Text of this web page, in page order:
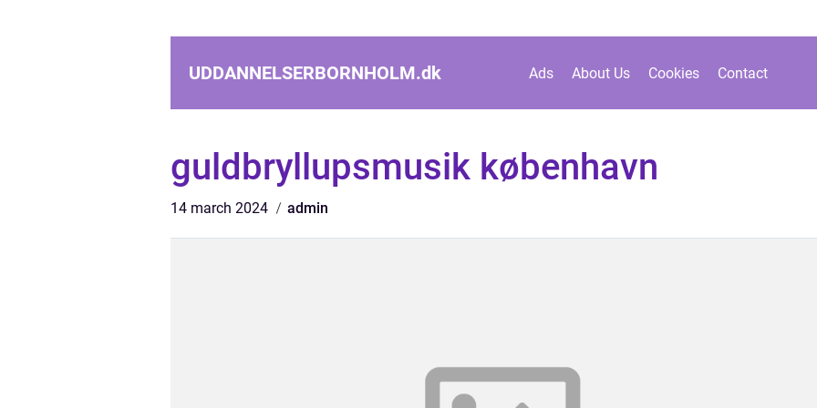
UDDANNELSERBORNHOLM.dk Ads About Us Cookies Contact
guldbryllupsmusik københavn
14 march 2024 admin